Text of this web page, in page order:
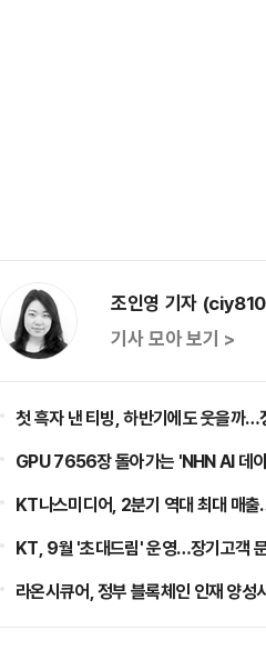
조인영 기자
기사 모아 보기 >
첫 흑자 낸 티빙, 하반기에도 웃을까…
GPU 7656장 돌아가는 'NHN AI 데
KT나스미디어, 2분기 역대 최대 매
KT, 9월 '초대드림' 운영…장기고객
라온시큐어, 정부 블록체인 인재 양성